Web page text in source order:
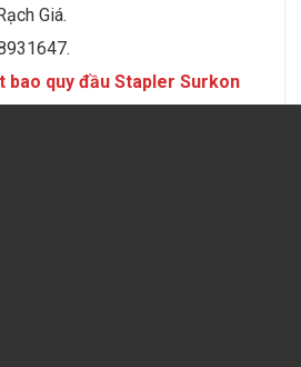
Giá.
bao quy đầu Stapler Surkon